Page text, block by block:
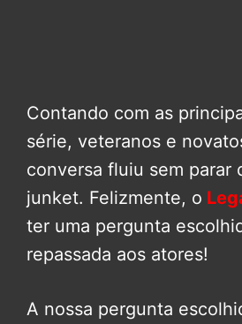
Contando com as
série, veteranos e
conversa fluiu sem parar
junket. Felizmente, o
ter uma pergunta
repassada aos atores!
A nossa pergunta